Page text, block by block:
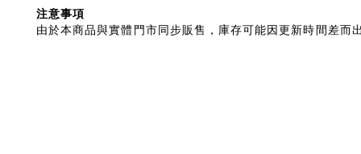
注意事項
由於本商品與實體門市同步販售，庫存可能因更新時間差而